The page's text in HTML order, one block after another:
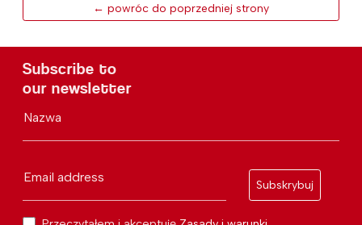
← powróc do poprzedniej strony
Subscribe to
our newsletter
Nazwa
Email address
Subskrybuj